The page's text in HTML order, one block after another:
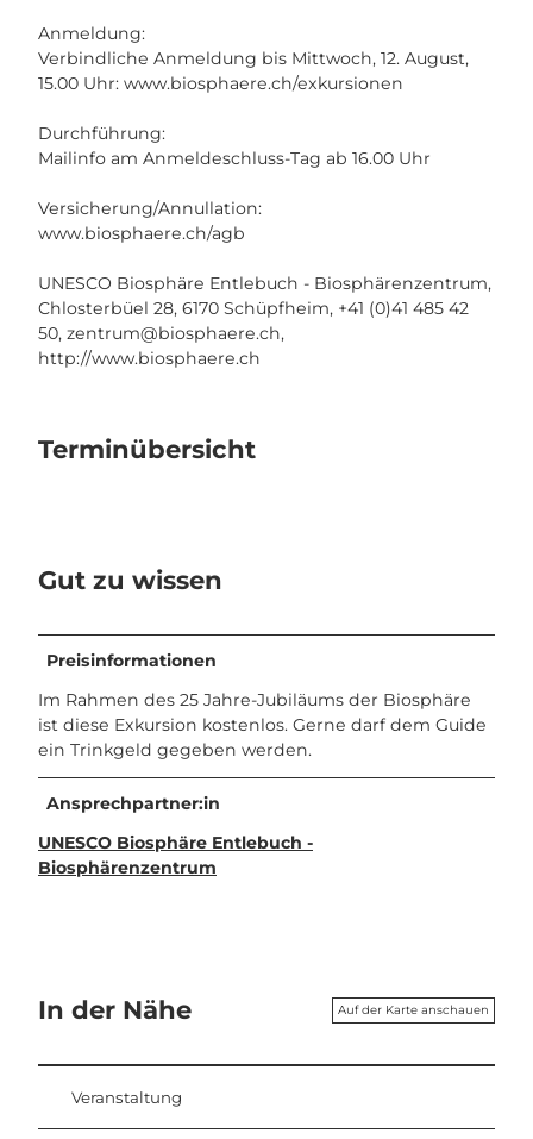
Anmeldung:
Verbindliche Anmeldung bis Mittwoch, 12. August,
15.00 Uhr: www.biosphaere.ch/exkursionen
Durchführung:
Mailinfo am Anmeldeschluss-Tag ab 16.00 Uhr
Versicherung/Annullation:
www.biosphaere.ch/agb
UNESCO Biosphäre Entlebuch - Biosphärenzentrum,
Chlosterbüel 28, 6170 Schüpfheim, +41 (0)41 485 42
50, zentrum@biosphaere.ch,
http://www.biosphaere.ch
Terminübersicht
Gut zu wissen
Preisinformationen
Im Rahmen des 25 Jahre-Jubiläums der Biosphäre
ist diese Exkursion kostenlos. Gerne darf dem Guide
ein Trinkgeld gegeben werden.
Ansprechpartner:in
UNESCO Biosphäre Entlebuch -
Biosphärenzentrum
In der Nähe Auf der Karte anschauen
Veranstaltung